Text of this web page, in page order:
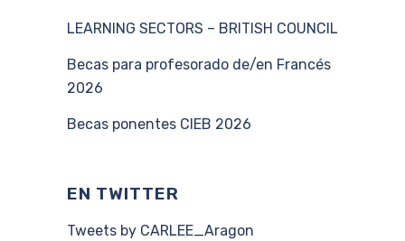
LEARNING SECTORS – BRITISH COUNCIL
Becas para profesorado de/en Francés
2026
Becas ponentes CIEB 2026
EN TWITTER
Tweets by CARLEE_Aragon